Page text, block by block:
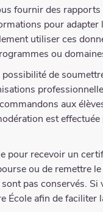
fournir des
pour
utiliser ces
ou
de
aux
est
pour recevoir un
ou de remettre
pas conservés.
afin de